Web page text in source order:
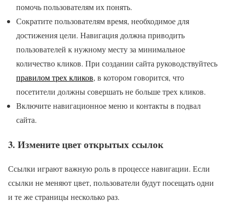
помочь пользователям их понять.
Сократите пользователям время, необходимое для
достижения цели. Навигация должна приводить
пользователей к нужному месту за минимальное
количество кликов. При создании сайта руководствуйтесь
правилом трех кликов, в котором говорится, что
посетители должны совершать не больше трех кликов.
Включите навигационное меню и контакты в подвал
сайта.
3. Измените цвет открытых ссылок
Ссылки играют важную роль в процессе навигации. Если
ссылки не меняют цвет, пользователи будут посещать одни
и те же страницы несколько раз.